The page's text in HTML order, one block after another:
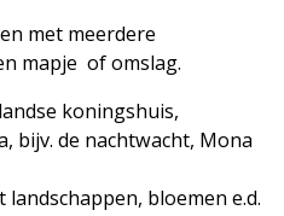
met meerdere
mapje of omslag.
koningshuis,
bijv. de nachtwacht, Mona
bloemen e.d.